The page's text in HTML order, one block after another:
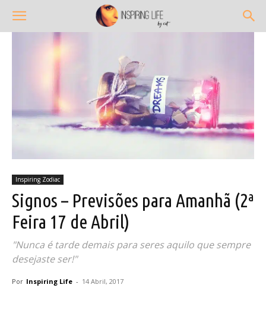
Inspiring Zodiac
Signos – Previsões para Amanhã (2ª
Feira 17 de Abril)
"Nunca é tarde demais para seres aquilo que sempre
desejaste ser!"
Por Inspiring Life - 14 Abril, 2017